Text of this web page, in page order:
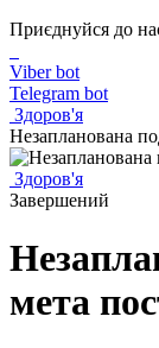
Приєднуйся до
Viber bot
Telegram bot
Здоров'я
Незапланована
Здоров'я
Завершений
мета